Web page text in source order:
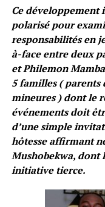
Ce
polarisé pour
responsabilités en
à-face entre deux
et Philemon
5 familles ( parents
mineures ) dont le
événements doit
d’une simple
hôtesse affirmant
Mushobekwa, dont
initiative tierce.